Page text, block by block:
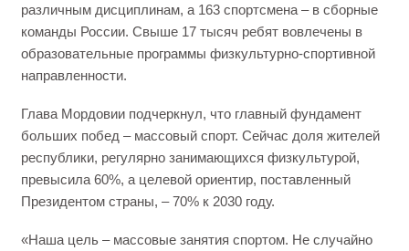
различным дисциплинам, а 163 спортсмена – в сборные
команды России. Свыше 17 тысяч ребят вовлечены в
образовательные программы физкультурно-спортивной
направленности.
Глава Мордовии подчеркнул, что главный фундамент
больших побед – массовый спорт. Сейчас доля жителей
республики, регулярно занимающихся физкультурой,
превысила 60%, а целевой ориентир, поставленный
Президентом страны, – 70% к 2030 году.
«Наша цель – массовые занятия спортом. Не случайно